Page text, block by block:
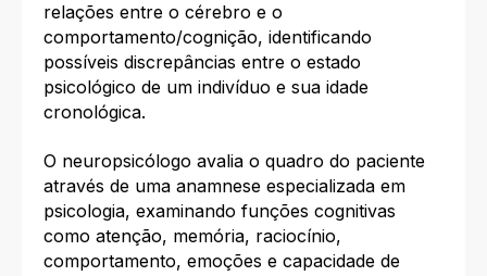
relações entre o cérebro e o
comportamento/cognição, identificando
possíveis discrepâncias entre o estado
psicológico de um indivíduo e sua idade
cronológica.
O neuropsicólogo avalia o quadro do paciente
através de uma anamnese especializada em
psicologia, examinando funções cognitivas
como atenção, memória, raciocínio,
comportamento, emoções e capacidade de